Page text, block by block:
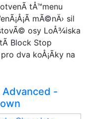
tÅ™menu
mÃ©nÄ› sil
osy LoÅ¾iska
Block Stop
dva koÅ¡Ã­ky na
Advanced -